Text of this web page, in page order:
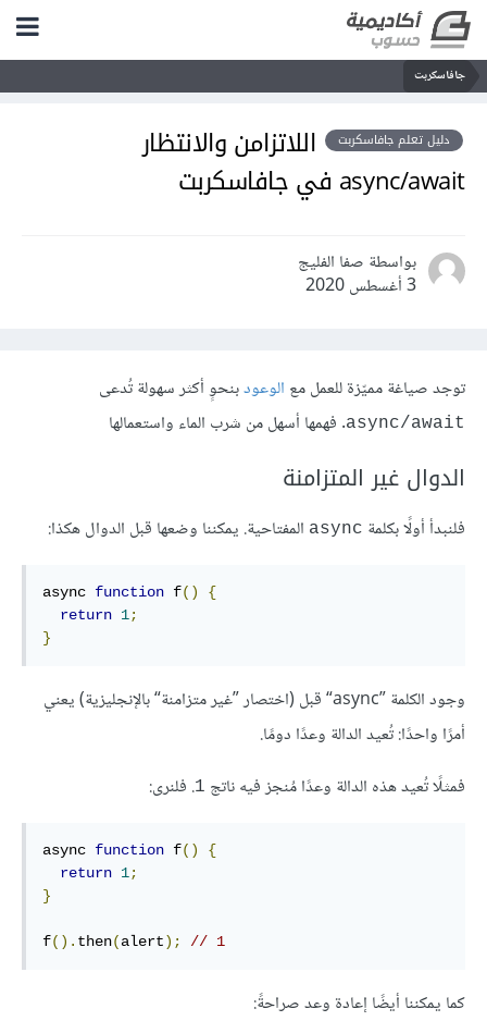
جافاسكربت
دليل تعلم جافاسكربت
اللاتزامن والانتظار
async/await في جافاسكربت
بواسطة صفا الفليج
3 أغسطس 2020
توجد صياغة مميّزة للعمل مع الوعودبنحوٍ أكثر سهولة تُدعى
async/await. فهمها أسهل من شرب الماء واستعمالها
الدوال غير المتزامنة
فلنبدأ أولًا بكلمة async المفتاحية. يمكننا وضعها قبل الدوال هكذا:
async function f()
{
return 1;
}
وجود الكلمة ”async“ قبل (اختصار ”غير متزامنة“ بالإنجليزية) يعني
أمرًا واحدًا: تُعيد الدالة وعدًا دومًا.
فمثلًا تُعيد هذه الدالة وعدًا مُنجز فيه ناتج 1. فلنرى:
async function f()
{
return 1;
}
f(). then(alert); // 1
كما يمكننا أيضًا إعادة وعد صراحةً: